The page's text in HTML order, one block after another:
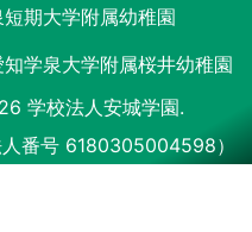
期大学附属幼稚園
知学泉大学附属桜井幼稚園
学校法人安城学園.
人番号 6180305004598）